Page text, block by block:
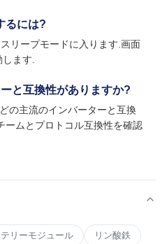
るには?
リープモードに入ります.画面
ます.
と互換性がありますか?
の主流のインバーターと互換
ームとプロトコル互換性を確認
リーモジュール リン酸鉄